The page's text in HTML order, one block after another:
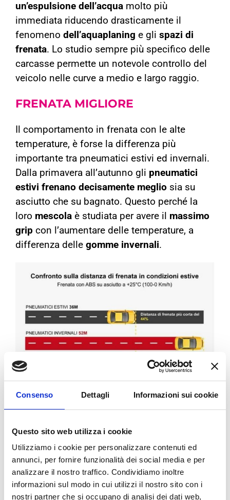
Consenso Dettagli Informazioni sui cookie
Questo sito web utilizza i cookie
Utilizziamo i cookie per personalizzare contenuti ed
annunci, per fornire funzionalità dei social media e per
analizzare il nostro traffico. Condividiamo inoltre
informazioni sul modo in cui utilizzi il nostro sito con i
nostri partner che si occupano di analisi dei dati web,
un’espulsione dell’acqua molto più
immediata riducendo drasticamente il
fenomeno dell’aquaplaning e gli spazi di
frenata. Lo studio sempre più specifico delle
carcasse permette un notevole controllo del
veicolo nelle curve a medio e largo raggio.
FRENATA MIGLIORE
Il comportamento in frenata con le alte
temperature, è forse la differenza più
importante tra pneumatici estivi ed invernali.
Dalla primavera all’autunno gli pneumatici
estivi frenano decisamente meglio sia su
asciutto che su bagnato. Questo perché la
loro mescola è studiata per avere il massimo
grip con l’aumentare delle temperature, a
differenza delle gomme invernali.
MINORE CONSUMO DI
CARBURANTE = MINOR IMPATTO
SULL’AMBIENTE
Girare con pneumatici estivi nella stagione
calda ottimizza i consumi. Il consumo di
carburante è maggiore se in estate si
utilizzano pneumatici invernali.